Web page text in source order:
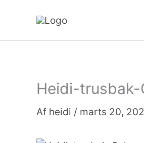
Heidi-
Af heidi / marts 20,